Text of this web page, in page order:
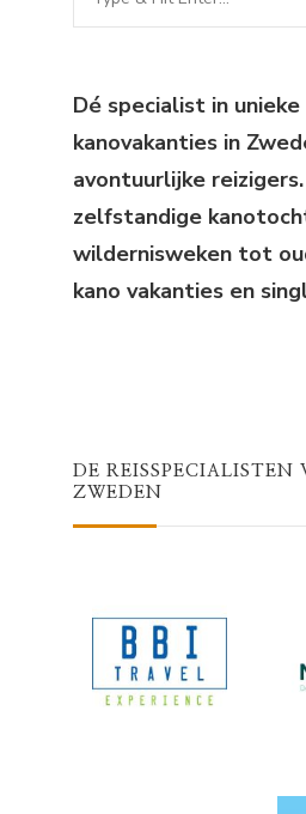
for
Dé specialist in unieke
kanovakanties in
avontuurlijke
zelfstandige
wildernisweken tot
kano vakanties en
DE REISSPECIALISTEN
ZWEDEN